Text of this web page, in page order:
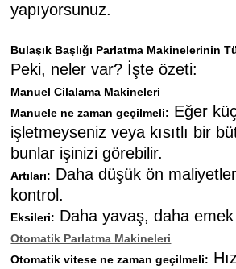
yapıyorsunuz.
Bulaşık Başlığı Parlatma Makinelerinin
Peki, neler var? İşte özeti:
Manuel Cilalama Makineleri
Manuele ne zaman geçilmeli: Eğer
işletmeyseniz veya kısıtlı bir
bunlar işinizi görebilir.
Artıları: Daha düşük ön
kontrol.
Eksileri: Daha yavaş, daha
Otomatik Parlatma Makineleri
Otomatik vitese ne zaman geçilmeli: